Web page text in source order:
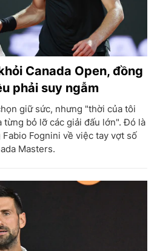
Canada Open, đồng
phải suy ngẫm
giữ sức, nhưng "thời của tôi
từng bỏ lỡ các giải đấu lớn". Đó là
Fognini về việc tay vợt số
Masters.